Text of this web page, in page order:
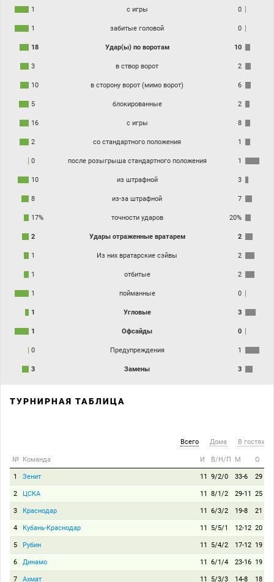
1 с игры 0
1 забитые головой 0
18 Удар(ы) по воротам 10
3 в створ ворот 2
10 в сторону ворот (мимо ворот) 6
5 блокированные 2
16 с игры 8
2 со стандартного положения 1
0 после розыгрыша стандартного положения 1
10 из штрафной 3
8 из-за штрафной 7
17% точности ударов 20%
2 Удары отраженные вратарем 2
1 Из них вратарские сэйвы 2
1 отбитые 2
1 пойманные 0
1 Угловые 3
1 Офсайды 0
0 Предупреждения 1
3 Замены 3
ТУРНИРНАЯ ТАБЛИЦА
Всего Дома В гостях
№ Команда И В/Н/П М О
1 Зенит 11 9/2/0 33-6 29
2 ЦСКА 11 8/1/2 29-11 25
3 Краснодар 11 6/3/2 19-8 21
4 Кубань-Краснодар 11 5/5/1 12-12 20
5 Рубин 11 5/4/2 17-12 19
6 Динамо 11 6/1/4 23-16 19
7 Ахмат 11 5/3/3 14-8 18